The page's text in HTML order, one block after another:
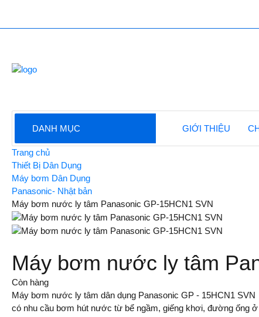
DANH MỤC GIỚI THIỆU
Trang chủ
Thiết Bị Dân Dụng
Máy bơm Dân Dụng
Panasonic- Nhật bản
Máy bơm nước ly tâm Panasonic GP-15HCN1 SVN
Máy bơm nước ly tâm
Còn hàng
Máy bơm nước ly tâm dân dụng Panasonic GP - 15HCN1
có nhu cầu bơm hút nước từ bể ngầm, giếng khơi, đường ống